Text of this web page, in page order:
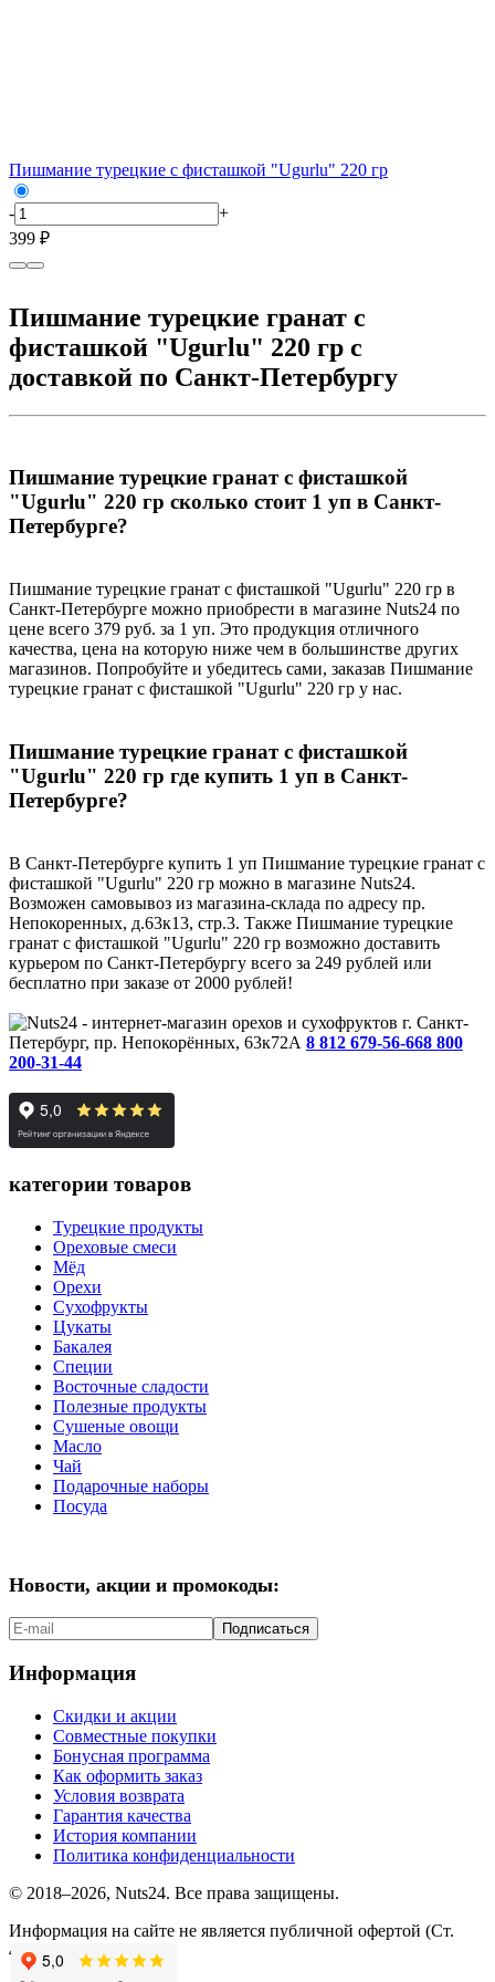
Пишмание турецкие с фисташкой "Ugurlu" 220 гр
-
+
399 ₽
Пишмание турецкие гранат с
фисташкой "Ugurlu" 220 гр с
доставкой по Санкт-Петербургу
Пишмание турецкие гранат с фисташкой
"Ugurlu" 220 гр сколько стоит 1 уп в Санкт-
Петербурге?
Пишмание турецкие гранат с фисташкой "Ugurlu" 220 гр в
Санкт-Петербурге можно приобрести в магазине Nuts24 по
цене всего 379 руб. за 1 уп. Это продукция отличного
качества, цена на которую ниже чем в большинстве других
магазинов. Попробуйте и убедитесь сами, заказав Пишмание
турецкие гранат с фисташкой "Ugurlu" 220 гр у нас.
Пишмание турецкие гранат с фисташкой
"Ugurlu" 220 гр где купить 1 уп в Санкт-
Петербурге?
В Санкт-Петербурге купить 1 уп Пишмание турецкие гранат с
фисташкой "Ugurlu" 220 гр можно в магазине Nuts24.
Возможен самовывоз из магазина-склада по адресу пр.
Непокоренных, д.63к13, стр.3. Также Пишмание турецкие
гранат с фисташкой "Ugurlu" 220 гр возможно доставить
курьером по Санкт-Петербургу всего за 249 рублей или
бесплатно при заказе от 2000 рублей!
г. Санкт-
Петербург, пр. Непокорённых, 63к72А 8 812 679-56-668 800
200-31-44
категории товаров
Турецкие продукты
Ореховые смеси
Мёд
Орехи
Сухофрукты
Цукаты
Бакалея
Специи
Восточные сладости
Полезные продукты
Сушеные овощи
Масло
Чай
Подарочные наборы
Посуда
Новости, акции и промокоды:
Подписаться
Информация
Скидки и акции
Совместные покупки
Бонусная программа
Как оформить заказ
Условия возврата
Гарантия качества
История компании
Политика конфиденциальности
© 2018–2026, Nuts24. Все права защищены.
Информация на сайте не является публичной офертой (Ст.
437.2 ГК РФ).